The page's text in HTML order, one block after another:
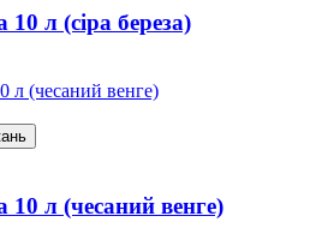
л (сіра береза)
л (чесаний венге)